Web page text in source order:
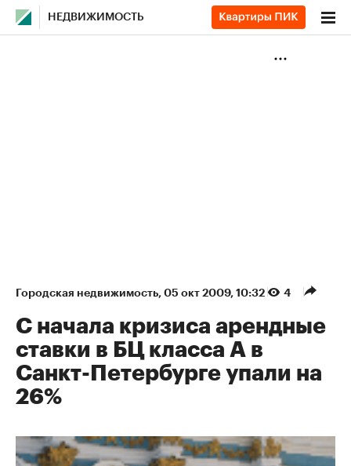
НЕДВИЖИМОСТЬ
Городская недвижимость⁠, 05 окт 2009, 10:32 4
С начала кризиса арендные
ставки в БЦ класса А в
Санкт-Петербурге упали на
26%